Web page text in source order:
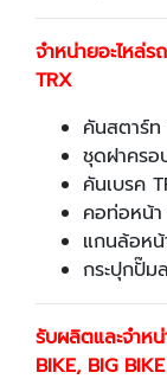
จำหน่ายอะไหล่
TRX
คันสตาร์ท
ชุดฝาครอ
คันเบรค
คอท่อหน้า
แกนล้อหน้
กระปุกปั๊ม
รับผลิตและจำห
BIKE, BIG